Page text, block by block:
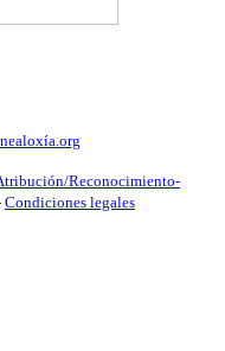
Reconocimiento-
Condiciones legales